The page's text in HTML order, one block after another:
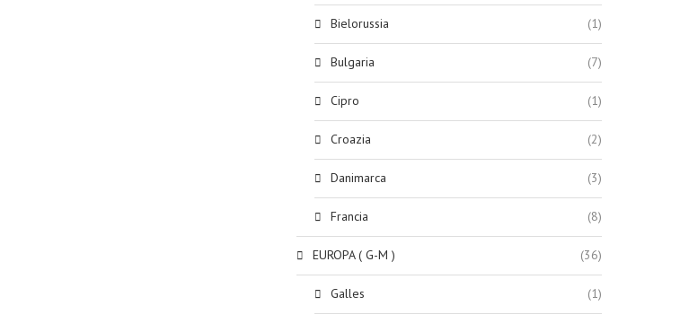
Bielorussia (1)
Bulgaria (7)
Cipro (1)
Croazia (2)
Danimarca (3)
Francia (8)
EUROPA ( G-M ) (36)
Galles (1)